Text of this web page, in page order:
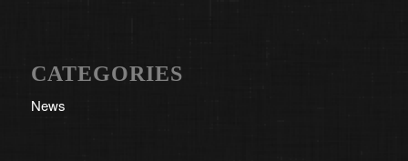
CATEGORIES
News